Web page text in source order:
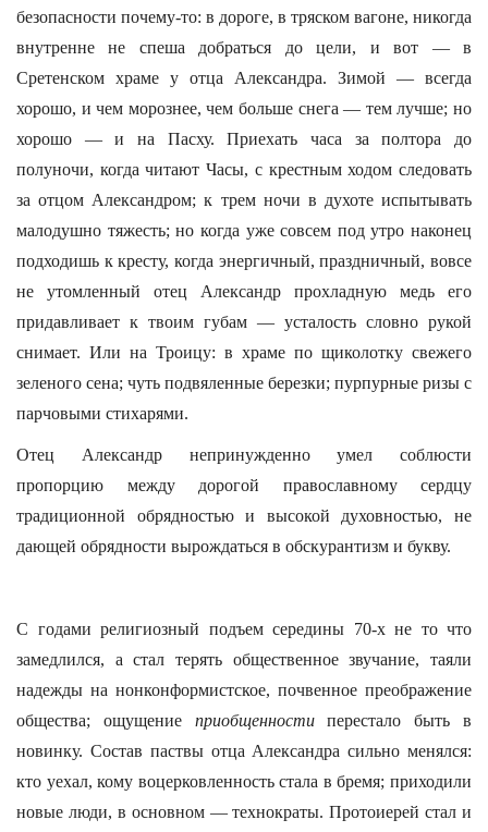
безопасности почему-то: в дороге, в тряском вагоне, никогда
внутренне не спеша добраться до цели, и вот — в
Сретенском храме у отца Александра. Зимой — всегда
хорошо, и чем морознее, чем больше снега — тем лучше; но
хорошо — и на Пасху. Приехать часа за полтора до
полуночи, когда читают Часы, с крестным ходом следовать
за отцом Александром; к трем ночи в духоте испытывать
малодушно тяжесть; но когда уже совсем под утро наконец
подходишь к кресту, когда энергичный, праздничный, вовсе
не утомленный отец Александр прохладную медь его
придавливает к твоим губам — усталость словно рукой
снимает. Или на Троицу: в храме по щиколотку свежего
зеленого сена; чуть подвяленные березки; пурпурные ризы с
парчовыми стихарями.
Отец Александр непринужденно умел соблюсти
пропорцию между дорогой православному сердцу
традиционной обрядностью и высокой духовностью, не
дающей обрядности вырождаться в обскурантизм и букву.
С годами религиозный подъем середины 70-х не то что
замедлился, а стал терять общественное звучание, таяли
надежды на нонконформистское, почвенное преображение
общества; ощущение приобщенностиперестало быть в
новинку. Состав паствы отца Александра сильно менялся:
кто уехал, кому воцерковленность стала в бремя; приходили
новые люди, в основном — технократы. Протоиерей стал и